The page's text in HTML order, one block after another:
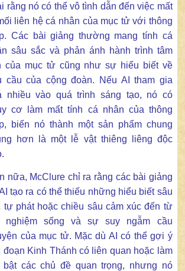
rằng nó có thể vô tình dẫn đến việc mất
liên hệ cá nhân của mục tử với thông
Các bài giảng thường mang tính cá
sâu sắc và phản ánh hành trình tâm
của mục tử cũng như sự hiểu biết về
cầu của cộng đoàn. Nếu AI tham gia
nhiều vào quá trình sáng tạo, nó có
cơ làm mất tính cá nhân của thông
biến nó thành một sản phẩm chung
hơn là một lễ vật thiêng liêng độc
nữa, McClure chỉ ra rằng các bài giảng
tạo ra có thể thiếu những hiểu biết sâu
tự phát hoặc chiều sâu cảm xúc đến từ
nghiệm sống và sự suy ngẫm cầu
của mục tử. Mặc dù AI có thể gợi ý
đoạn Kinh Thánh có liên quan hoặc làm
bật các chủ đề quan trọng, nhưng nó